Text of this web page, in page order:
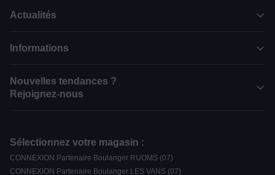
Actualités
Informations
Nouvelles tendances ?
Rejoignez-nous
Sélectionnez votre magasin :
CONNEXION Partenaire Boulanger RUOMS (07)
CONNEXION Partenaire Boulanger LES VANS (07)